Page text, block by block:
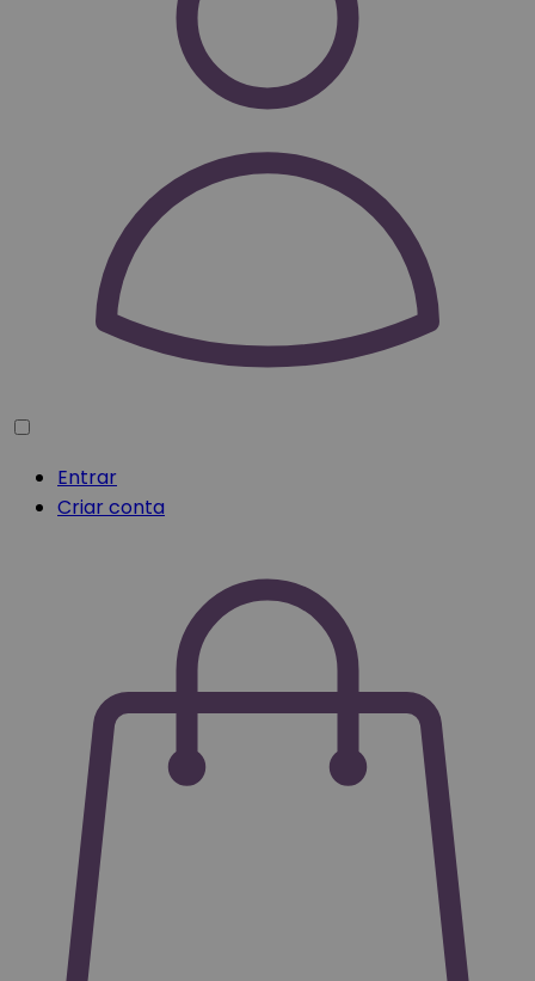
Entrar
Criar conta